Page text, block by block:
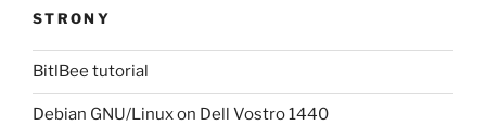
STRONY
BitlBee tutorial
Debian GNU/Linux on Dell Vostro 1440